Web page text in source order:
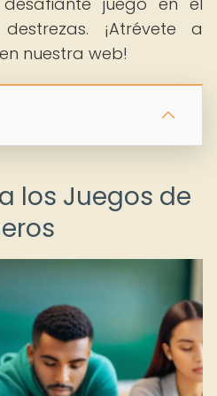
¡Atrévete a
nuestra web!
los Juegos de